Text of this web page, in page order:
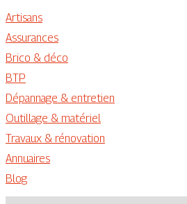
Artisans
Assurances
Brico & déco
BTP
Dépannage & entretien
Outillage & matériel
Travaux & rénovation
Annuaires
Blog